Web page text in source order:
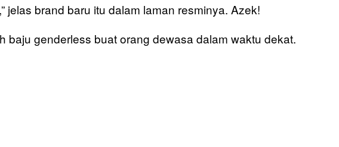
jelas brand baru itu dalam laman resminya. Azek!
baju genderless buat orang dewasa dalam waktu dekat.